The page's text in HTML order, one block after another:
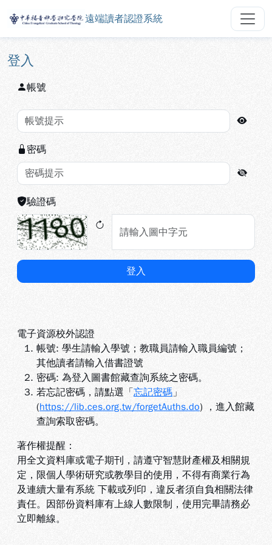
跳到主要內容
:::
中華福音神學研究學院遠端讀者
遠端讀者認證系統
:::
登入
帳號
密碼
驗證碼
登入
電子資源校外認證
帳號: 學生請輸入學號；教職員請輸入職員編號；
其他讀者請輸入借書證號
密碼: 為登入圖書館藏查詢系統之密碼。
若忘記密碼，請點選「 忘記密碼」
(https://lib.ces.org.tw/forgetAuths.do) ，進入館藏
查詢索取密碼。
著作權提醒：
用全文資料庫或電子期刊，請遵守智慧財產權及相關規
定，限個人學術研究或教學目的使用，不得有商業行為
及連續大量有系統 下載或列印，違反者須自負相關法律
責任。因部份資料庫有上線人數限制，使用完畢請務必
立即離線。